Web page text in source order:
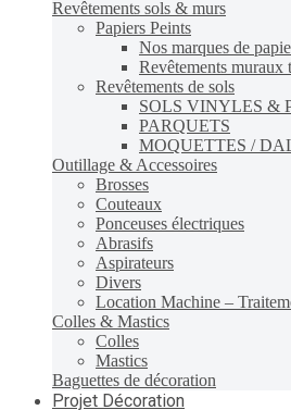
Revêtements sols & murs
Papiers Peints
Nos marques de
Revêtements muraux
Revêtements de sols
SOLS VINYLES &
PARQUETS
MOQUETTES /
Outillage & Accessoires
Brosses
Couteaux
Ponceuses électriques
Abrasifs
Aspirateurs
Divers
Location Machine –
Colles & Mastics
Colles
Mastics
Baguettes de décoration
Projet Décoration